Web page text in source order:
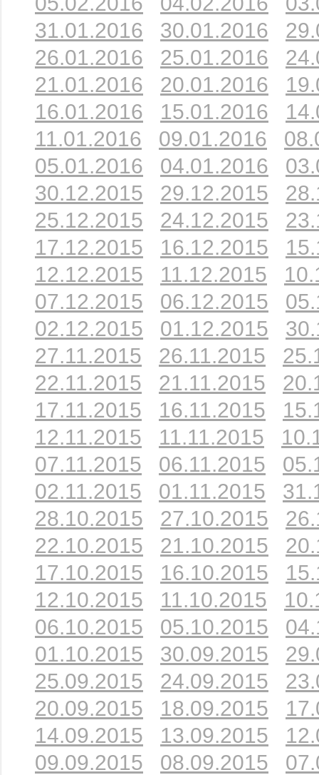
31.01.2016
30.01.2016
26.01.2016
25.01.2016
21.01.2016
20.01.2016
16.01.2016
15.01.2016
11.01.2016
09.01.2016
05.01.2016
04.01.2016
30.12.2015
29.12.2015
25.12.2015
24.12.2015
17.12.2015
16.12.2015
12.12.2015
11.12.2015
07.12.2015
06.12.2015
02.12.2015
01.12.2015
27.11.2015
26.11.2015
22.11.2015
21.11.2015
17.11.2015
16.11.2015
12.11.2015
11.11.2015
07.11.2015
06.11.2015
02.11.2015
01.11.2015
28.10.2015
27.10.2015
22.10.2015
21.10.2015
17.10.2015
16.10.2015
12.10.2015
11.10.2015
06.10.2015
05.10.2015
01.10.2015
30.09.2015
25.09.2015
24.09.2015
20.09.2015
18.09.2015
14.09.2015
13.09.2015
09.09.2015
08.09.2015